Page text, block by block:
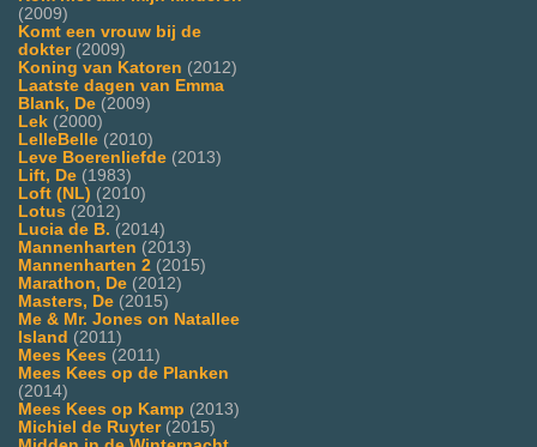
(2009)
Komt een vrouw bij de
dokter(2009)
Koning van Katoren (2012)
Laatste dagen van Emma
Blank, De (2009)
Lek (2000)
LelleBelle (2010)
Leve Boerenliefde (2013)
Lift, De (1983)
Loft (NL) (2010)
Lotus (2012)
Lucia de B. (2014)
Mannenharten (2013)
Mannenharten 2 (2015)
Marathon, De (2012)
Masters, De (2015)
Me & Mr. Jones on Natallee
Island (2011)
Mees Kees (2011)
Mees Kees op de Planken
(2014)
Mees Kees op Kamp (2013)
Michiel de Ruyter(2015)